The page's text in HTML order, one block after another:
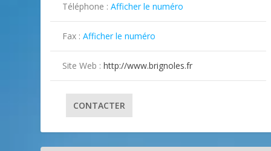
ILLUSTRATION BRIGNOLES ( 2 )
ILLUSTRATION BRIGNOLES ( 3 )
ILLUSTRATION BRIGNOLES ( 4 )
ILLUSTRATION BRIGNOLES ( 5 )
ILLUSTRATION BRIGNOLES ( 6 )
ILLUSTRATION BRIGNOLES ( 7 )
Téléphone :Afficher le numéro
Fax :Afficher le numéro
Site Web :http://www.brignoles.fr
CONTACTER